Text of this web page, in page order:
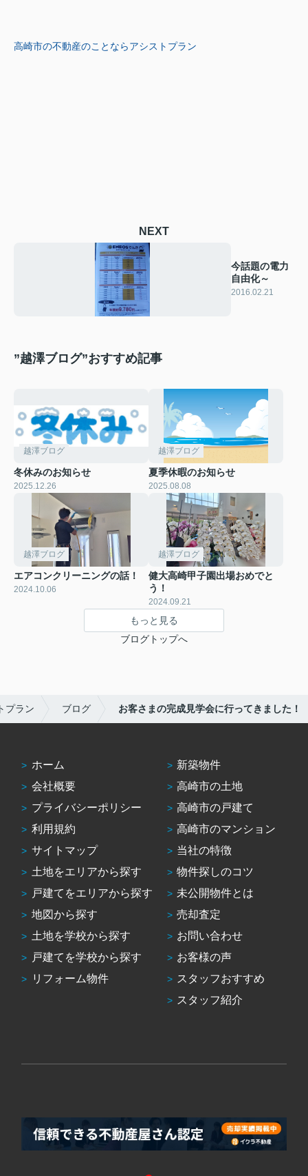
高崎市の不動産のことならアシストプラン
NEXT
今話題の電力
自由化～
2016.02.21
”越澤ブログ”おすすめ記事
越澤ブログ
冬休みのお知らせ
2025.12.26
越澤ブログ
夏季休暇のお知らせ
2025.08.08
越澤ブログ
エアコンクリーニングの話！
2024.10.06
越澤ブログ
健大高崎甲子園出場おめでと
う！
2024.09.21
もっと見る
ブログトップへ
プラン ブログ お客さまの完成見学会に行ってきました！
ホーム
会社概要
プライバシーポリシー
利用規約
サイトマップ
土地をエリアから探す
戸建てをエリアから探す
地図から探す
土地を学校から探す
戸建てを学校から探す
リフォーム物件
新築物件
高崎市の土地
高崎市の戸建て
高崎市のマンション
当社の特徴
物件探しのコツ
未公開物件とは
売却査定
お問い合わせ
お客様の声
スタッフおすすめ
スタッフ紹介